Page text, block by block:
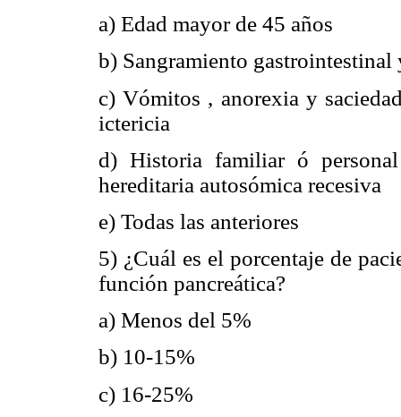
a) Edad mayor de 45 años
b) Sangramiento gastrointestinal
c) Vómitos , anorexia y
ictericia
d) Historia familiar ó
hereditaria autosómica recesiva
e) Todas las anteriores
5) ¿Cuál es el porcentaje de
función pancreática?
a) Menos del 5%
b) 10-15%
c) 16-25%